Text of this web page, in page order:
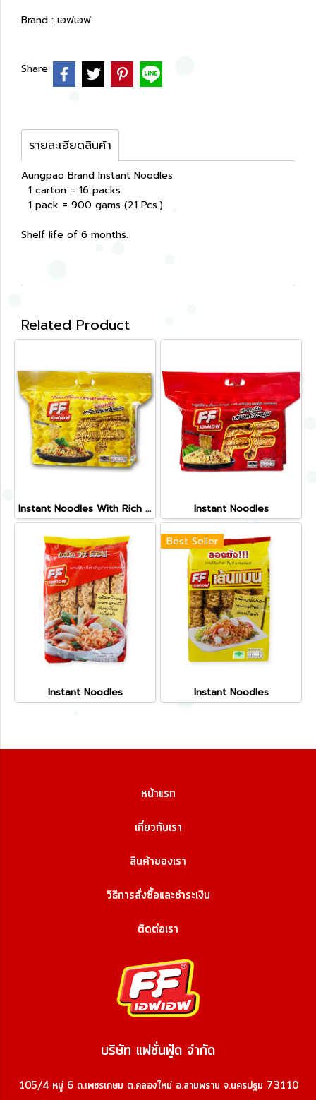
Brand : เอฟเอฟ
Share
รายละเอียดสินค้า
Aungpao Brand Instant Noodles
1 carton = 16 packs
1 pack = 900 gams (21 Pcs.)
Shelf life of 6 months.
Related Product
Instant Noodles With Rich Ingredient Instant Noodles
Instant Noodles
Best Seller
Instant Noodles
หน้าแรก
เกี่ยวกับเรา
สินค้าของเรา
วิธีการสั่งซื้อและชำระเงิน
ติดต่อเรา
บริษัท แฟชั่นฟู้ด จำกัด
105/4 หมู่ 6 ถ.เพชรเกษม ต.คลองใหม่ อ.สามพราน จ.นครปฐม 73110